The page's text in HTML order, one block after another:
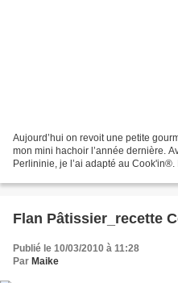
Aujourd’hui on revoit une petite
mon mini hachoir l’année dernière.
Perlininie, je l’ai adapté au Cook'in®.
Flan Pâtissier_recette
Publié le 10/03/2010 à 11:28
Par Maike